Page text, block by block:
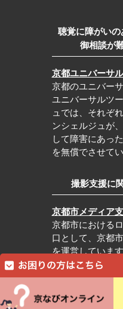
聴覚に障がい
御相談が
京都ユニバーサ
京都のユニバー
ユニバーサルツ
ュでは、それぞ
ンシェルジュが
して障害にあっ
を無償でさせて
撮影支援に
京都市メディア
京都市における
口として、京都
を運営しています
c Kyoto City Tourism
※本ホームページの内容
固く
※本ホームページの運